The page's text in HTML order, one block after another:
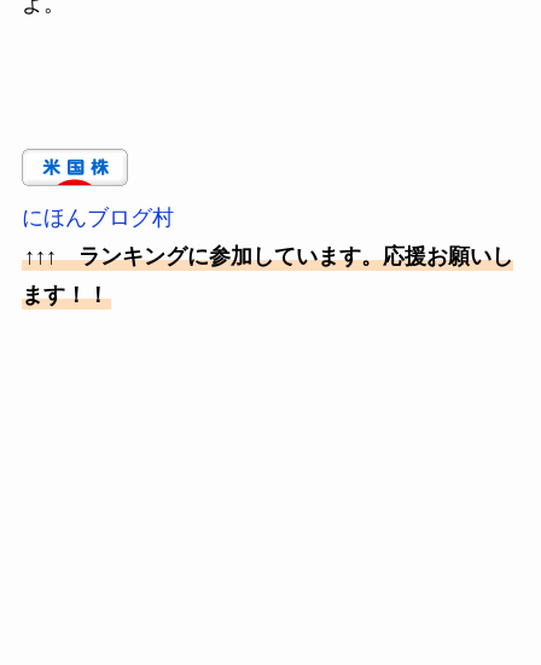
にほんブログ村
↑↑↑ ランキングに参加しています。応援お願いし
ます！！